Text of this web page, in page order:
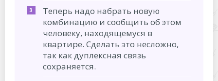
Теперь надо набрать новую
комбинацию и сообщить об этом
человеку, находящемуся в
квартире. Сделать это несложно,
так как дуплексная связь
сохраняется.